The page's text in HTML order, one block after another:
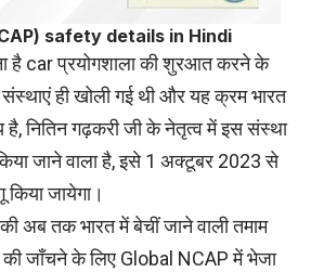
safety details in Hindi
है car प्रयोगशाला की शुरआत करने के
ही खोली गई थी और यह क्रम भारत
है, नितिन गढ़करी जी के नेतृत्व में इस संस्था
जाने वाला है, इसे 1 अक्टूबर 2023 से
किया जायेगा।
अब तक भारत में बेचीं जाने वाली तमाम
की जाँचने के लिए Global NCAP में भेजा